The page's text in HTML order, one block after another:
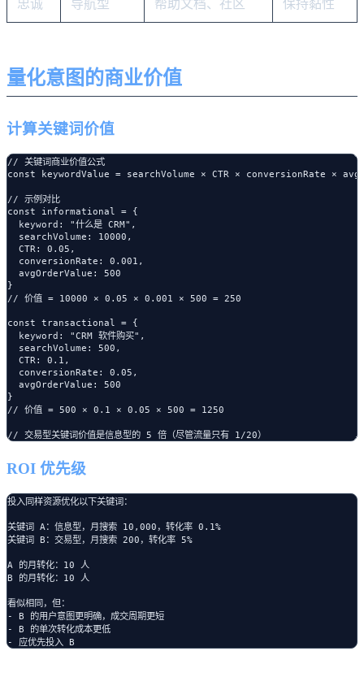
忠诚 导航型 帮助文档、社区 保持黏性
量化意图的商业价值
计算关键词价值
// 关键词商业价值公式
const keywordValue = searchVolume × CTR × conversionRate ×
// 示例对比
const informational = {
  keyword: "什么是 CRM",
  searchVolume: 10000,
  CTR: 0.05,
  conversionRate: 0.001,
  avgOrderValue: 500
}
// 价值 = 10000 × 0.05 × 0.001 × 500 = 250
const transactional = {
  keyword: "CRM 软件购买",
  searchVolume: 500,
  CTR: 0.1,
  conversionRate: 0.05,
  avgOrderValue: 500
}
// 价值 = 500 × 0.1 × 0.05 × 500 = 1250
ROI 优先级
投入同样资源优化以下关键词：
关键词 A：信息型，月搜索 10,000，转化率 0.1%
关键词 B：交易型，月搜索 200，转化率 5%
A 的月转化：10 人
B 的月转化：10 人
看似相同，但：
- B 的用户意图更明确，成交周期更短
- B 的单次转化成本更低